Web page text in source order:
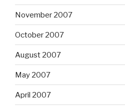
November 2007
October 2007
August 2007
May 2007
April 2007